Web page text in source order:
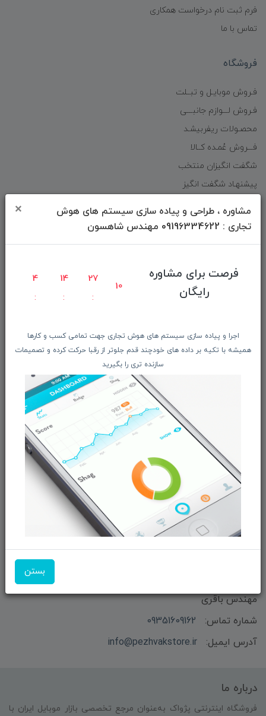
مشاوره ، طراحی و پیاده سازی سیستم های هوش
تجاری : 09196334622 مهندس شاهسون
×
فرصت برای مشاوره
رایگان
4 14 27
9
اجرا و پیاده سازی سیستم های هوش تجاری جهت تمامی کسب و کارها
همیشه با تکیه بر داده های خودچند قدم جلوتر از رقبا حرکت کرده و تصمیمات
سازنده تری را بگیرید
بستن
فرم ثبت نام درخواست همکاری
تماس با ما
فروشگاه
فـروش موبایـل و تبــلت
فـروش لـــوازم جانبـــی
محصـولات ریفربیشـد
فـــروش عُمـده کــالا
شگفت انگیزان منتخب
پیشنهـاد شگفت انگیز
صفحه ابتدایی سایت
راهنمای ثبت سفارش
ویتریــن فروشگـــاه
از تخفیف‌ها و جدیدترین‌های فروشگاه ما باخبر شوید:
ثبت‌نام
ما را در شبکه‌های اجتماعی دنبال کنید:
بازرگانی و فروش محصولات MSI ماتریکس - جناب آقای
مهندس باقری
شماره تماس:
09351609162
آدرس ایمیل:
info@pezhvakstore.ir
درباره ما
فروشگاه اینترنتی پژواک به‌عنوان مرجع تخصصی بازار موبایل ایران با